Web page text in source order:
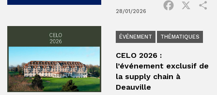
28/01/2026
Facebook
ÉVÉNEMENT THÉMATIQUES
CELO 2026 :
l’événement exclusif de
la supply chain à
Deauville